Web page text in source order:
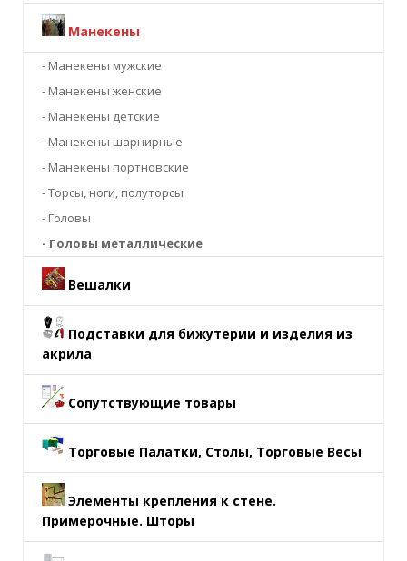
Манекены
- Манекены мужские
- Манекены женские
- Манекены детские
- Манекены шарнирные
- Манекены портновские
- Торсы, ноги, полуторсы
- Головы
- Головы металлические
Вешалки
Подставки для бижутерии и изделия из
акрила
Сопутствующие товары
Торговые Палатки, Столы, Торговые Весы
Элементы крепления к стене.
Примерочные. Шторы